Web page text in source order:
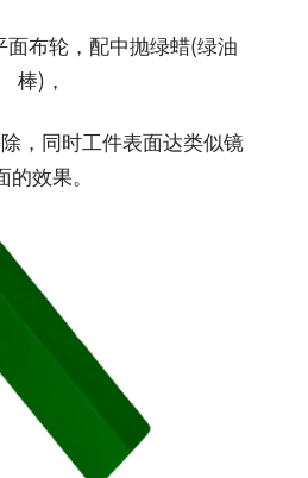
布轮，配中抛绿蜡(绿油
棒)，
，同时工件表面达类似镜
的效果。